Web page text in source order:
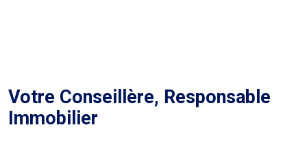
Votre Conseillère, Responsable
Immobilier